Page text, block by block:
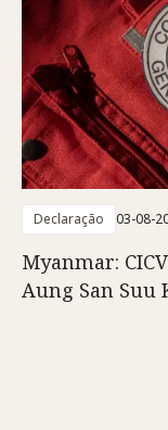
Declaração 03-08-
Myanmar:
Aung San Suu